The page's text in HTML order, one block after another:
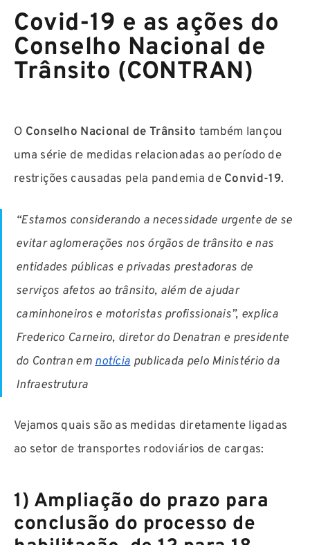
Covid-19 e as ações do
Conselho Nacional de
Trânsito (CONTRAN)
O Conselho Nacional de Trânsito também lançou
uma série de medidas relacionadas ao período de
restrições causadas pela pandemia de Convid-19.
“Estamos considerando a necessidade urgente de se
evitar aglomerações nos órgãos de trânsito e nas
entidades públicas e privadas prestadoras de
serviços afetos ao trânsito, além de ajudar
caminhoneiros e motoristas profissionais”, explica
Frederico Carneiro, diretor do Denatran e presidente
do Contran emnotíciapublicada pelo Ministério da
Infraestrutura
Vejamos quais são as medidas diretamente ligadas
ao setor de transportes rodoviários de cargas:
1) Ampliação do prazo para
conclusão do processo de